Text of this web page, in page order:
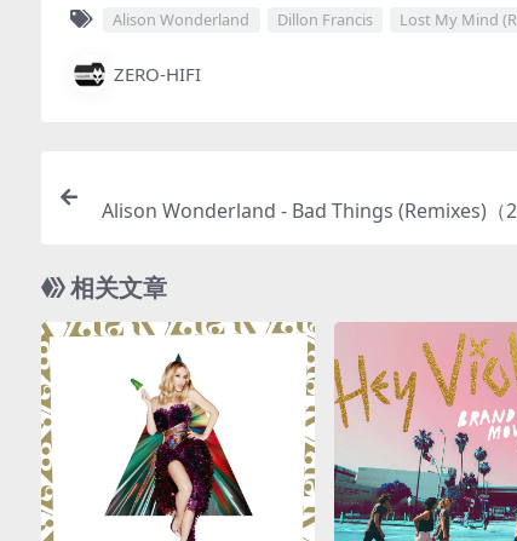
Alison Wonderland Dillon Francis Lost My Mind
ZERO-HIFI
Alison Wonderland - Bad Things (Remixes)（
相关文章